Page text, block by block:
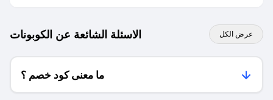
الاسئلة الشائعة عن الكوبونات عرض الكل
ما معنى كود خصم ؟